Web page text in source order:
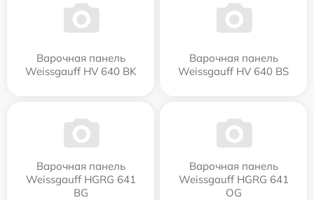
Варочная панель
Weissgauff HV 640 BK
Варочная панель
Weissgauff HV 640 BS
Варочная панель
Weissgauff HGRG 641
BG
Варочная панель
Weissgauff HGRG 641
OG